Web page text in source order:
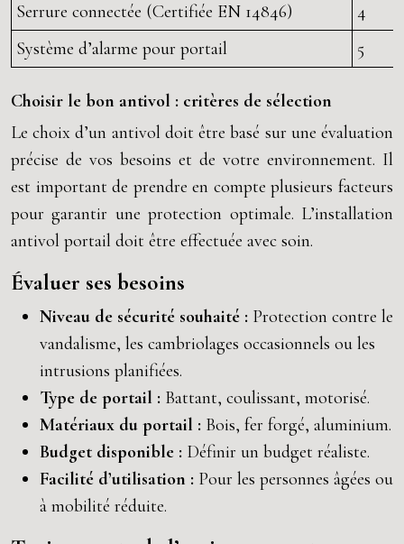
Serrure connectée (Certifiée EN 14846)
4
Système d’alarme pour portail
5
Choisir le bon antivol : critères de sélection
Le choix d’un antivol doit être basé sur une évaluation
précise de vos besoins et de votre environnement. Il
est important de prendre en compte plusieurs facteurs
pour garantir une protection optimale. L’installation
antivol portail doit être effectuée avec soin.
Évaluer ses besoins
Niveau de sécurité souhaité : Protection contre le
vandalisme, les cambriolages occasionnels ou les
intrusions planifiées.
Type de portail : Battant, coulissant, motorisé.
Matériaux du portail : Bois, fer forgé, aluminium.
Budget disponible : Définir un budget réaliste.
Facilité d’utilisation : Pour les personnes âgées ou
à mobilité réduite.